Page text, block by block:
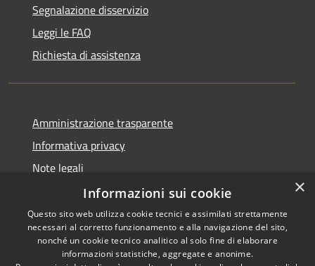
Segnalazione disservizio
Leggi le FAQ
Richiesta di assistenza
Amministrazione trasparente
Informativa privacy
Note legali
Dichiarazione di accessibilità
RSS Copyright © 2026 • Comune di
×
Informazioni sui cookie
Questo sito web utilizza cookie tecnici e assimilati strettamente
necessari al corretto funzionamento e alla navigazione del sito,
nonché un cookie tecnico analitico al solo fine di elaborare
informazioni statistiche, aggregate e anonime.